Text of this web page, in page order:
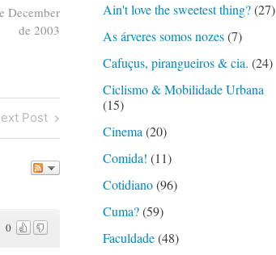
December
de 2003
Post
0
Ain't love the sweetest thing?(27)
As árveres somos nozes(7)
Cafuçus, pirangueiros & cia. (24)
Ciclismo & Mobilidade Urbana
(15)
Cinema(20)
Comida! (11)
Cotidiano(96)
Cuma?(59)
Faculdade(48)